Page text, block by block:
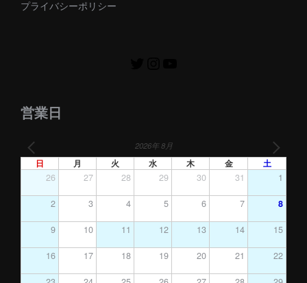
プライバシーポリシー
営業日
2026年 8月
日 月 火 水 木 金 土
26 27 28 29 30 31 1
2 3 4 5 6 7 8
9 10 11 12 13 14 15
16 17 18 19 20 21 22